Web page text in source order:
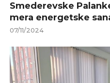
Smederevske
mera energetske
07/11/2024